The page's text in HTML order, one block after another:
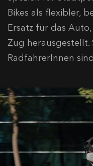
Bikes als flexibler,
Ersatz für das
Zug
RadfahrerInnen